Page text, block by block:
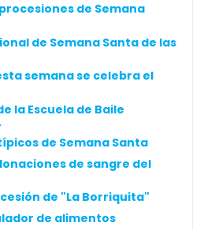
de Semana
de Semana Santa de las
semana se celebra el
la Escuela de Baile
de Semana Santa
de sangre del
de "La Borriquita"
de alimentos